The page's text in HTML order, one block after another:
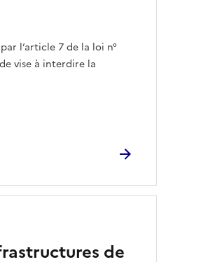
l’article 7 de la loi n°
vise à interdire la
de